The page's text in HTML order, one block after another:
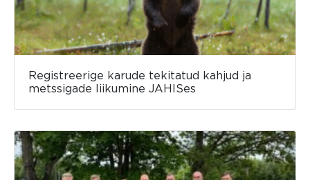
Registreerige karude tekitatud kahjud ja
metssigade liikumine JAHISes